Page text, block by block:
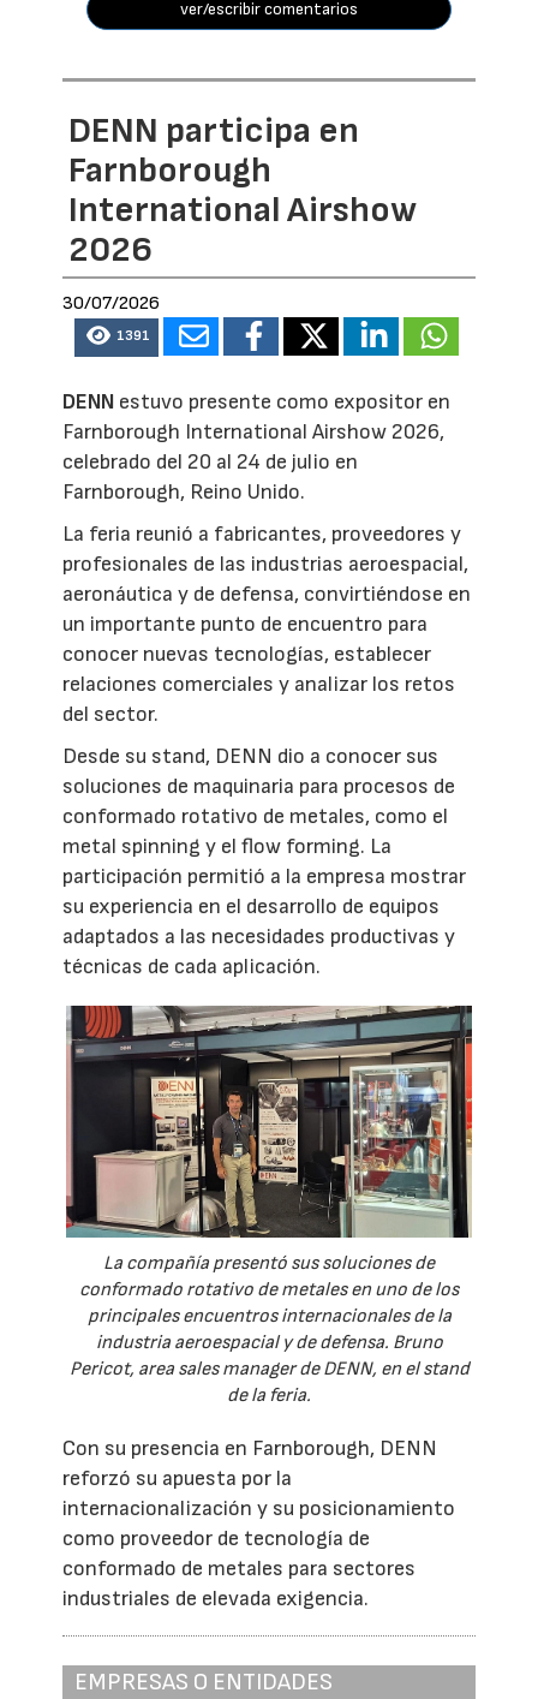
ver/escribir comentarios
DENN participa en
Farnborough
International Airshow
2026
30/07/2026
1391
DENN estuvo presente como expositor en
Farnborough International Airshow 2026,
celebrado del 20 al 24 de julio en
Farnborough, Reino Unido.
La feria reunió a fabricantes, proveedores y
profesionales de las industrias aeroespacial,
aeronáutica y de defensa, convirtiéndose en
un importante punto de encuentro para
conocer nuevas tecnologías, establecer
relaciones comerciales y analizar los retos
del sector.
Desde su stand, DENN dio a conocer sus
soluciones de maquinaria para procesos de
conformado rotativo de metales, como el
metal spinning y el flow forming. La
participación permitió a la empresa mostrar
su experiencia en el desarrollo de equipos
adaptados a las necesidades productivas y
técnicas de cada aplicación.
La compañía presentó sus soluciones de
conformado rotativo de metales en uno de los
principales encuentros internacionales de la
industria aeroespacial y de defensa. Bruno
Pericot, area sales manager de DENN, en el stand
de la feria.
Con su presencia en Farnborough, DENN
reforzó su apuesta por la
internacionalización y su posicionamiento
como proveedor de tecnología de
conformado de metales para sectores
industriales de elevada exigencia.
EMPRESAS O ENTIDADES